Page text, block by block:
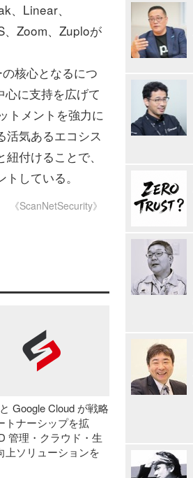
Linear、
Zoom、Zuploが
核心となるにつ
に支持を広げて
トメントを強力に
活気あるエコシス
付けることで、
している。
《ScanNetSecurity》
Google Cloud が戦略
トナーシップを拡
管理・クラウド・生
上ソリューションを